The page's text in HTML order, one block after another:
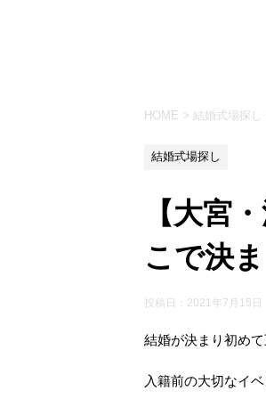
HOME > 結婚式場探し
結婚式場探し
【大宮
こで決
投稿日： 2021年7月15日
結婚が決まり初め
入籍前の大切なイ